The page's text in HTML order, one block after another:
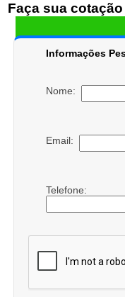
Faça sua cotação
Informações
Nome:
Email:
Telefone: